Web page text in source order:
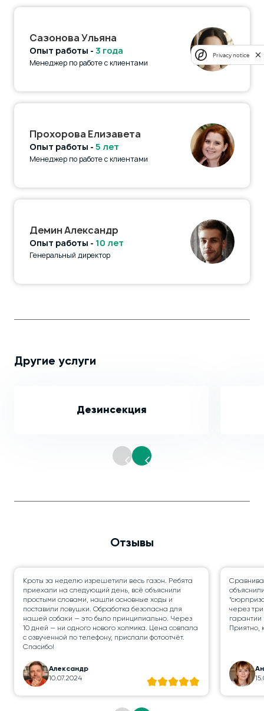
Сазонова Ульяна
Опыт работы - 3 года
Менеджер по работе с клиентами
Прохорова Елизавета
Опыт работы - 5 лет
Менеджер по работе с клиентами
Демин Александр
Опыт работы - 10 лет
Генеральный директор
Другие услуги
Дезинсекция
Отзывы
Кроты за неделю изрешетили весь газон. Ребята
приехали на следующий день, всё объяснили
простыми словами, нашли основные ходы и
поставили ловушки. Обработка безопасна для
нашей собаки — это было принципиально. Через
10 дней — ни одного нового холмика. Цена совпала
с озвученной по телефону, прислали фотоотчёт.
Спасибо!
Александр
10.07.2024
через
гарантии
Приятно,
Privacy notice